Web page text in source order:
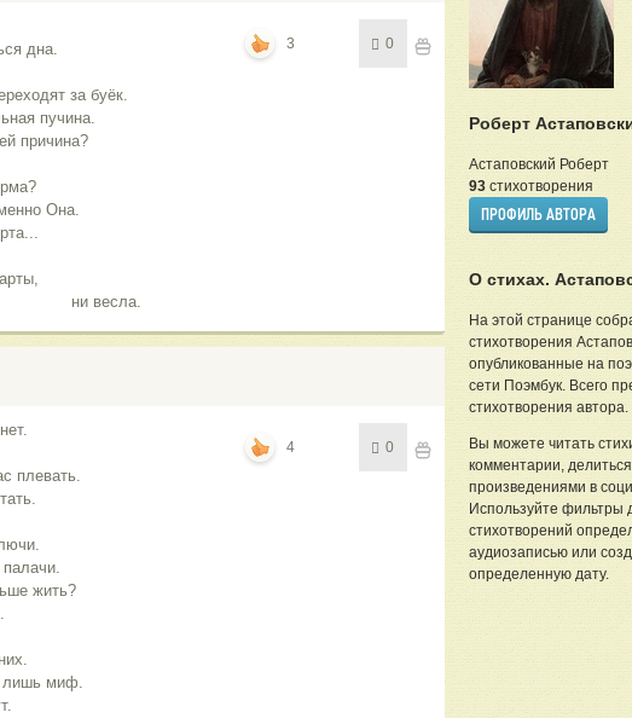
дна.
за буёк.
пучина.
причина?
Она.
весла.
3 0
плевать.
жить?
лишь миф.
4 0
Роберт
Астаповский Роберт
93стихотворения
ПРОФИЛЬ АВТОРА
О стихах.
На этой странице
стихотворения
опубликованные на
сети Поэмбук. Всего
стихотворения автора.
Вы можете читать
комментарии,
произведениями в
Используйте фильтры
стихотворений
аудиозаписью или
определенную дату.